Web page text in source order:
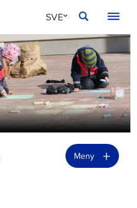
SVE
FIN
ENG
Meny +